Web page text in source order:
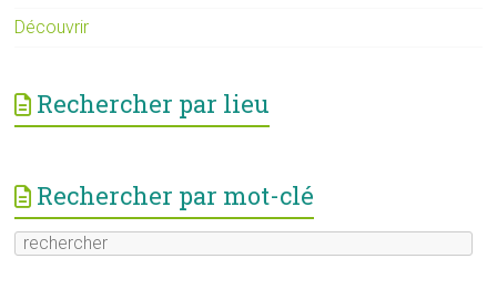
Découvrir
Rechercher par lieu
Rechercher par mot-clé